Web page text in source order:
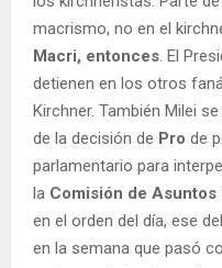
macrismo, no en el
Macri, entonces. El
detienen en los otros
Kirchner. También Milei
de la decisión de Pro de
parlamentario para
la Comisión de
en el orden del día, ese
en la semana que pasó